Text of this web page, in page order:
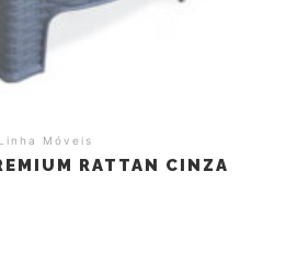
Linha Móveis
RATTAN CINZA